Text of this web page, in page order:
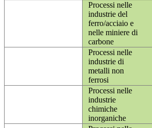
Processi nelle
industrie del
ferro/acciaio e
nelle miniere di
carbone
Processi nelle
industrie di
metalli non
ferrosi
Processi nelle
industrie
chimiche
inorganiche